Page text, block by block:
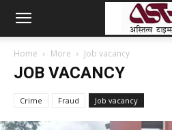
Home More Job vacancy
JOB VACANCY
Crime Fraud Job vacancy